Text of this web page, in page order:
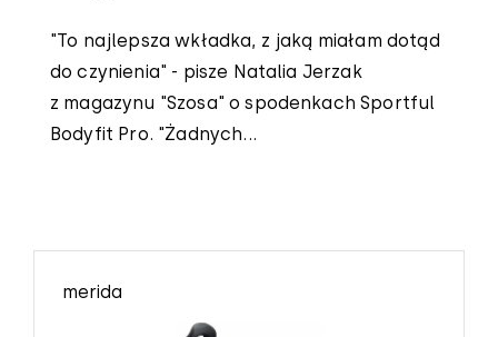
"To najlepsza wkładka, z jaką miałam dotąd
do czynienia" - pisze Natalia Jerzak
z magazynu "Szosa" o spodenkach Sportful
Bodyfit Pro. "Żadnych...
merida